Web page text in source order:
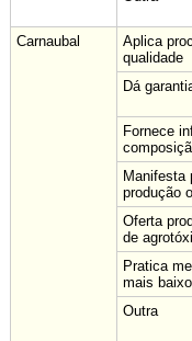
Carnaubal
Aplica
qualidade
Dá
Fornece
Manifesta
produção
Oferta
de
Pratica
mais
Outra